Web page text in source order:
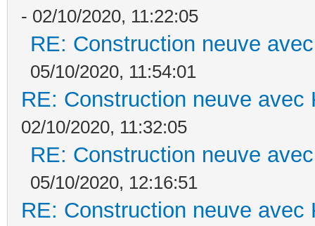
- 02/10/2020, 11:22:05
RE: Construction neuve
05/10/2020, 11:54:01
RE: Construction neuve avec
02/10/2020, 11:32:05
RE: Construction neuve
05/10/2020, 12:16:51
RE: Construction neuve avec